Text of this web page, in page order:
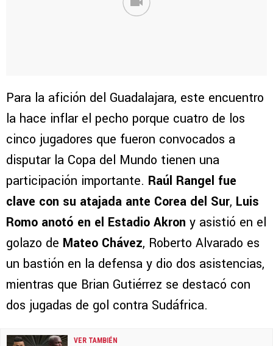
Para la afición del Guadalajara, este encuentro
la hace inflar el pecho porque cuatro de los
cinco jugadores que fueron convocados a
disputar la Copa del Mundo tienen una
participación importante. Raúl Rangel fue
clave con su atajada ante Corea del Sur, Luis
Romo anotó en el Estadio Akron y asistió en el
golazo de Mateo Chávez, Roberto Alvarado es
un bastión en la defensa y dio dos asistencias,
mientras que Brian Gutiérrez se destacó con
dos jugadas de gol contra Sudáfrica.
VER TAMBIÉN